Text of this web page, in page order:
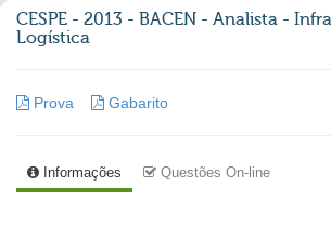
CESPE - 2013 - BACEN - Analista -
Logística
Prova Gabarito
Informações Questões On-line